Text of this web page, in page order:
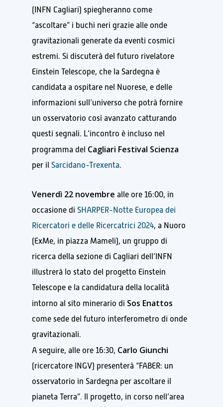
(INFN Cagliari) spiegheranno come
“ascoltare” i buchi neri grazie alle onde
gravitazionali generate da eventi cosmici
estremi. Si discuterà del futuro rivelatore
Einstein Telescope, che la Sardegna è
candidata a ospitare nel Nuorese, e delle
informazioni sull’universo che potrà fornire
un osservatorio così avanzato catturando
questi segnali. L’incontro è incluso nel
programma del Cagliari Festival Scienza
per il Sarcidano-Trexenta.
Venerdì 22 novembre alle ore 16:00, in
occasione di SHARPER-Notte Europea dei
Ricercatori e delle Ricercatrici 2024, a Nuoro
(ExMe, in piazza Mameli), un gruppo di
ricerca della sezione di Cagliari dell’INFN
illustrerà lo stato del progetto Einstein
Telescope e la candidatura della località
intorno al sito minerario di Sos Enattos
come sede del futuro interferometro di onde
gravitazionali.
A seguire, alle ore 16:30, Carlo Giunchi
(ricercatore INGV) presenterà “FABER: un
osservatorio in Sardegna per ascoltare il
pianeta Terra”. Il progetto, in corso nell’area